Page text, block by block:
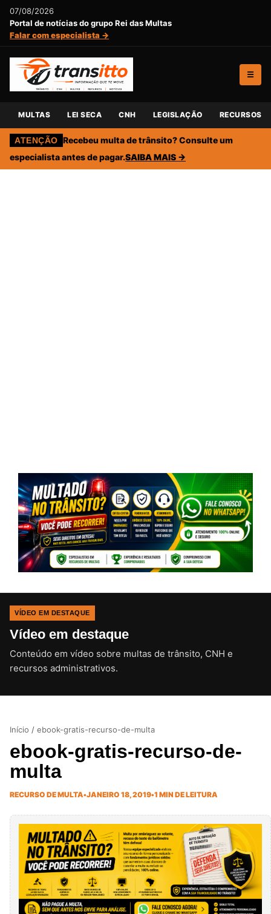
07/08/2026
Portal de notícias do grupo Rei das Multas
Falar com especialista →
☰
MULTAS LEI SECA CNH LEGISLAÇÃO RECURSOS
ATENÇÃO Recebeu multa de trânsito? Consulte um
especialista antes de pagar.SAIBA MAIS →
VÍDEO EM DESTAQUE
Vídeo em destaque
Conteúdo em vídeo sobre multas de trânsito, CNH e
recursos administrativos.CLIQUE PARA ATIVAR O SOM
Início / ebook-gratis-recurso-de-multa
ebook-gratis-recurso-de-
multa
RECURSO DE MULTA•JANEIRO 18, 2019•1 MIN DE LEITURA